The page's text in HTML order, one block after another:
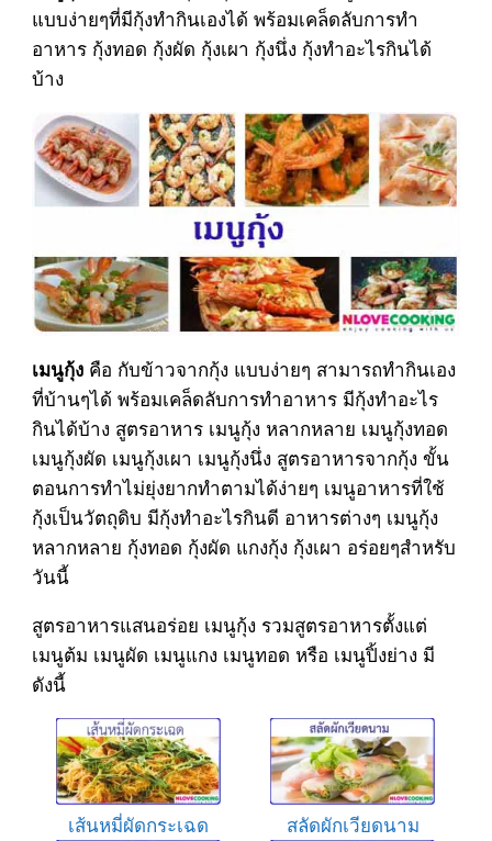
แบบง่ายๆที่มีกุ้งทำกินเองได้ พร้อมเคล็ดลับการทำ
อาหาร กุ้งทอด กุ้งผัด กุ้งเผา กุ้งนึ่ง กุ้งทำอะไรกินได้
บ้าง
เมนูกุ้งคือ กับข้าวจากกุ้ง แบบง่ายๆ สามารถทำกินเอง
ที่บ้านๆได้ พร้อมเคล็ดลับการทำอาหาร มีกุ้งทำอะไร
กินได้บ้าง สูตรอาหาร เมนูกุ้ง หลากหลาย เมนูกุ้งทอด
เมนูกุ้งผัด เมนูกุ้งเผา เมนูกุ้งนึ่ง สูตรอาหารจากกุ้ง ขั้น
ตอนการทำไม่ยุ่งยากทำตามได้ง่ายๆ เมนูอาหารที่ใช้
กุ้งเป็นวัตถุดิบ มีกุ้งทำอะไรกินดี อาหารต่างๆ เมนูกุ้ง
หลากหลาย กุ้งทอด กุ้งผัด แกงกุ้ง กุ้งเผา อร่อยๆสำหรับ
วันนี้
สูตรอาหารแสนอร่อย เมนูกุ้ง รวมสูตรอาหารตั้งแต่
เมนูต้ม เมนูผัด เมนูแกง เมนูทอด หรือ เมนูปิ้งย่าง มี
ดังนี้
เส้นหมี่ผัดกระเฉด สลัดผักเวียดนาม